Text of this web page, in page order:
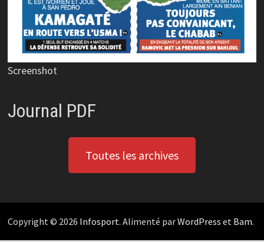
Screenshot
Journal PDF
Toutes les archives
Copyright © 2026 Infosport. Alimenté parWordPress et Bam.